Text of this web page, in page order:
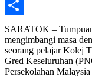
WhatsApp
Share
SARATOK –
mengimbangi masa
seorang pelajar Kolej
Gred Keseluruhan
Persekolahan